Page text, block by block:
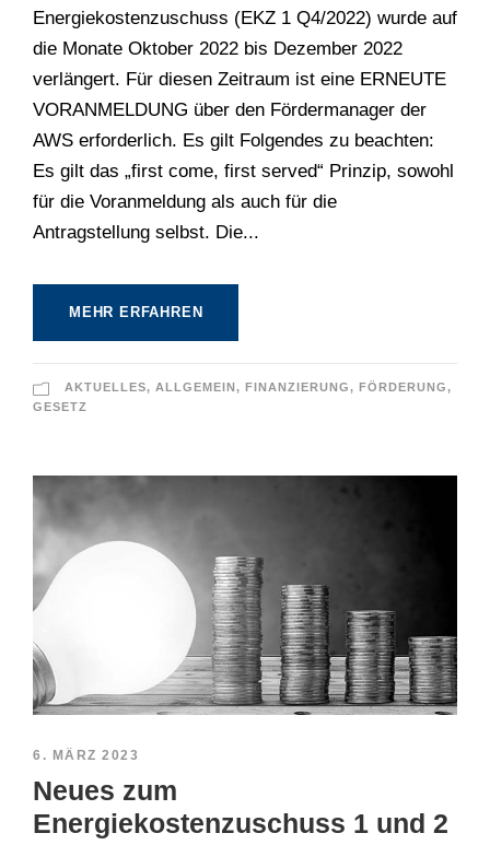
Energiekostenzuschuss (EKZ 1 Q4/2022) wurde auf
die Monate Oktober 2022 bis Dezember 2022
verlängert. Für diesen Zeitraum ist eine ERNEUTE
VORANMELDUNG über den Fördermanager der
AWS erforderlich. Es gilt Folgendes zu beachten:
Es gilt das „first come, first served“ Prinzip, sowohl
für die Voranmeldung als auch für die
Antragstellung selbst. Die...
MEHR ERFAHREN
AKTUELLES, ALLGEMEIN , FINANZIERUNG, FÖRDERUNG,
GESETZ
6. MÄRZ 2023
Neues zum
Energiekostenzuschuss 1 und 2